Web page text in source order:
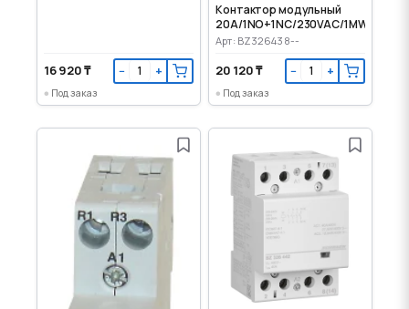
16 920 ₸ − +
Под заказ
Контактор модульный
20A/1NO+1NC/230VAC/1MW
Арт: BZ326438--
20 120 ₸ − +
Под заказ